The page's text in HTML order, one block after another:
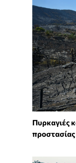
Πυρκαγιές
προστασίας